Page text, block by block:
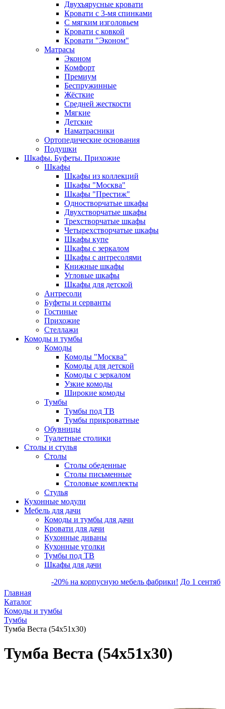
Двухъярусные кровати
Кровати с 3-мя спинками
С мягким изголовьем
Кровати с ковкой
Кровати "Эконом"
Матрасы
Эконом
Комфорт
Премиум
Беспружинные
Жёсткие
Средней жесткости
Мягкие
Детские
Наматрасники
Ортопедические основания
Подушки
Шкафы. Буфеты. Прихожие
Шкафы
Шкафы из коллекций
Шкафы "Москва"
Шкафы "Престиж"
Одностворчатые шкафы
Двухстворчатые шкафы
Трехстворчатые шкафы
Четырехстворчатые шкафы
Шкафы купе
Шкафы с зеркалом
Шкафы с антресолями
Книжные шкафы
Угловые шкафы
Шкафы для детской
Антресоли
Буфеты и серванты
Гостиные
Прихожие
Стеллажи
Комоды и тумбы
Комоды
Комоды "Москва"
Комоды для детской
Комоды с зеркалом
Узкие комоды
Широкие комоды
Тумбы
Тумбы под ТВ
Тумбы прикроватные
Обувницы
Туалетные столики
Столы и стулья
Столы
Столы обеденные
Столы письменные
Столовые комплекты
Стулья
Кухонные модули
Мебель для дачи
Комоды и тумбы для дачи
Кровати для дачи
Кухонные диваны
Кухонные уголки
Тумбы под ТВ
Шкафы для дачи
-20% на корпусную мебель фабрики! До 1 сентября
Главная
Каталог
Комоды и тумбы
Тумбы
Тумба Веста (54х51х30)
Тумба Веста (54х51х30)